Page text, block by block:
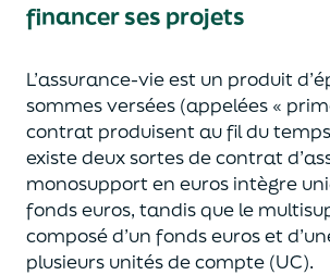
financer ses projets
L’assurance-vie est un produit
sommes versées (appelées «
contrat produisent au fil du
existe deux sortesde contrat
monosupport en euros intègre
fonds euros, tandis que le
composé d’un fonds euros et
plusieurs unités de compte (UC).